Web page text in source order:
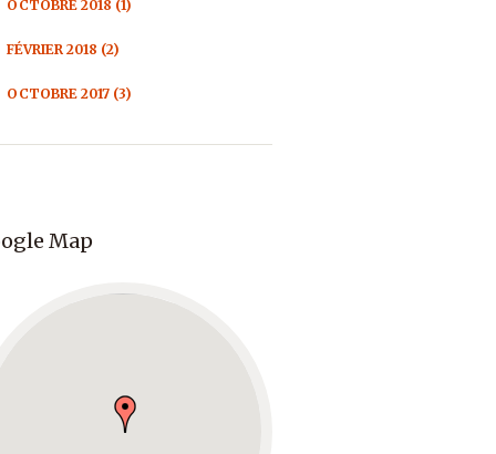
OCTOBRE 2018 (1)
FÉVRIER 2018 (2)
OCTOBRE 2017 (3)
Map